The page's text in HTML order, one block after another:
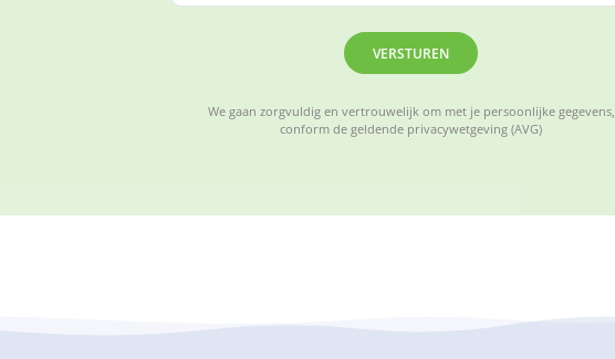
VERSTUREN
We gaan zorgvuldig en vertrouwelijk om met je persoonlijke gegevens,
conform de geldende privacywetgeving (AVG)